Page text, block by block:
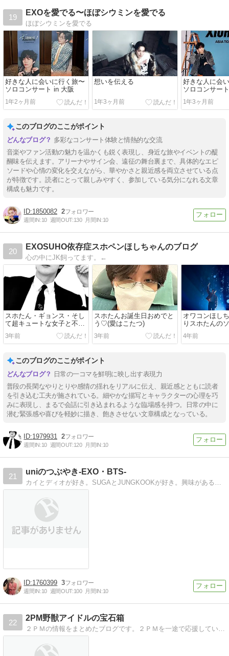
19
EXOを愛でる〜ほぼシウミンを愛でる
ほぼシウミンを愛でる
好きな人に会いに行く旅〜
ソロコンサート in 大阪
1年2ヶ月前
想いを伝える
1年3ヶ月前
好きな人に会
ソロコンサー
崎）
1年3ヶ月前
このブログのここがポイント
多彩なコンサート体験と情熱的な交流
音楽やファン活動の魅力を温かくも鋭く表現し、身近な旅やイベントの醍
醐味を伝えます。アリーナやサイン会、遠征の舞台裏まで、具体的なエピ
ソードや心情の変化を交えながら、華やかさと親近感を両立させている点
が特徴です。読者にとって親しみやすく、参加している気分になれる文章
構成も魅力です。
1850082 2
週間IN:10 週間OUT:130 月間IN:10
20
EXOSUHO依存症スホペンほしちゃんのブログ
心の中にJK飼ってます。←
スホたん・ギョンス・そし
て超キュートな女子と不慣
れで不器用でもどかしい男
子。
3年前
スホたんお誕生日おめでと
う♡(愛はこたつ)
3年前
オワコンほし
りスホたんの
てきた。
4年前
このブログのここがポイント
日常の一コマを鮮明に映し出す表現力
普段の長閑なやりとりや感情の揺れをリアルに伝え、親近感とともに読者
を引き込む工夫が施されている。細やかな描写とキャラクターの心理を巧
みに表現し、まるで会話に引き込まれるような臨場感を持つ。日常の中に
潜む緊張感や喜びを軽妙に描き、飽きさせない文章構成となっている。
1979931 2
週間IN:10 週間OUT:120 月間IN:10
21
uniのつぶやき-EXO・BTS-
1760399 3
週間IN:10 週間OUT:100 月間IN:10
22
2PM野獣アイドルの宝石箱